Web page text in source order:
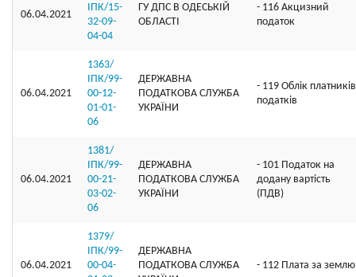
06.04.2021
ІПК/15-
32-09-
04-04
ГУ ДПС В ОДЕСЬКІЙ
ОБЛАСТІ
- 116 Акцизний
податок
06.04.2021
1363/
ІПК/99-
00-12-
01-01-
06
ДЕРЖАВНА
ПОДАТКОВА СЛУЖБА
УКРАЇНИ
- 119 Облік платників
податків
06.04.2021
1381/
ІПК/99-
00-21-
03-02-
06
ДЕРЖАВНА
ПОДАТКОВА СЛУЖБА
УКРАЇНИ
- 101 Податок на
додану вартість
(ПДВ)
06.04.2021
1379/
ІПК/99-
00-04-
ДЕРЖАВНА
ПОДАТКОВА СЛУЖБА
- 112 Плата за землю